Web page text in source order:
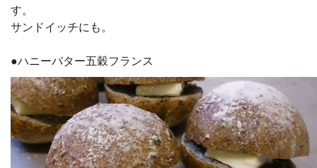
す。
サンドイッチにも。
●ハニーバター五穀フランス